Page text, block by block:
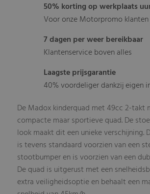
50% korting op werkplaats
Voor onze Motorpromo klanten
7 dagen per weer bereikbaar
Klantenservice boven alles
Laagste prijsgarantie
40% voordeliger dankzij eigen
De Madox kinderquad met 49cc 2-takt
compacte maar sportieve quad. De
look maakt dit een unieke verschijning.
is tevens standaard voorzien van een
stootbumper en is voorzien van een
De quad is uitgerust met een
extra veiligheidsoptie en behaalt een